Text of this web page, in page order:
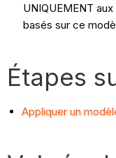
UNIQUEMENT
basés sur ce
Étapes
Appliquer un